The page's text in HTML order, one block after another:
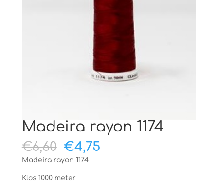
Madeira rayon 1174
€6,60 Oorspronkelijke
prijs
€6,60.
€4,75Huidige
Madeira rayon 1174
Klos 1000 meter